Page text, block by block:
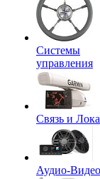
Системы
управления
Связь и
Аудио-Видео